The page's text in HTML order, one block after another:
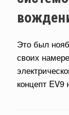
Это был
своих
концепт